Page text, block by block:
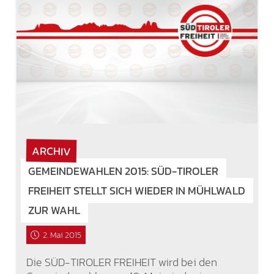
ARCHIV
GEMEINDEWAHLEN 2015: SÜD-TIROLER
FREIHEIT STELLT SICH WIEDER IN MÜHLWALD
ZUR WAHL
2. Mai 2015
Die SÜD-TIROLER FREIHEIT wird bei den